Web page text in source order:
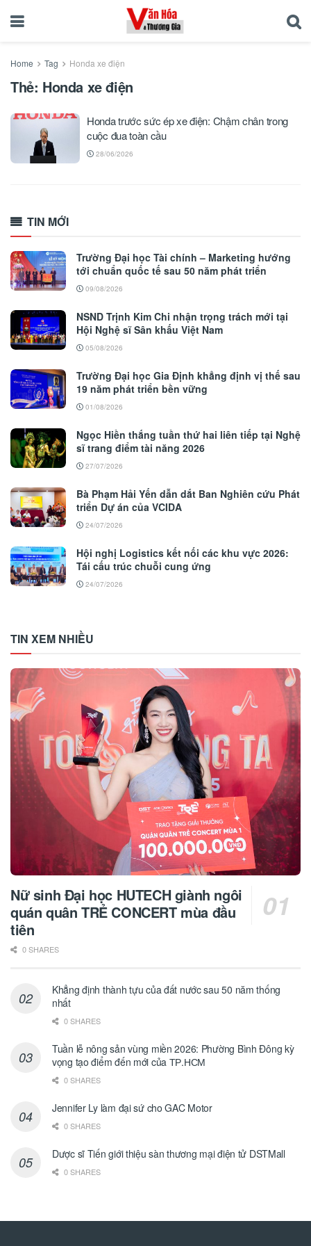
Home Tag Honda xe điện
Thẻ: Honda xe điện
Honda trước sức ép xe điện: Chậm chân trong
cuộc đua toàn cầu
28/06/2026
TIN MỚI
Trường Đại học Tài chính – Marketing hướng
tới chuẩn quốc tế sau 50 năm phát triển
09/08/2026
NSND Trịnh Kim Chi nhận trọng trách mới tại
Hội Nghệ sĩ Sân khấu Việt Nam
05/08/2026
Trường Đại học Gia Định khẳng định vị thế sau
19 năm phát triển bền vững
01/08/2026
Ngọc Hiền thắng tuần thứ hai liên tiếp tại Nghệ
sĩ trang điểm tài năng 2026
27/07/2026
Bà Phạm Hải Yến dẫn dắt Ban Nghiên cứu Phát
triển Dự án của VCIDA
24/07/2026
Hội nghị Logistics kết nối các khu vực 2026:
Tái cấu trúc chuỗi cung ứng
24/07/2026
TIN XEM NHIỀU
Nữ sinh Đại học HUTECH giành ngôi
quán quân TRẺ CONCERT mùa đầu
tiên
0 SHARES
Khẳng định thành tựu của đất nước sau 50 năm thống
nhất
0 SHARES
Tuần lễ nông sản vùng miền 2026: Phường Bình Đông kỳ
vọng tạo điểm đến mới của ТР.НСМ
0 SHARES
Jennifer Ly làm đại sứ cho GAC Motor
0 SHARES
Dược sĩ Tiến giới thiệu sàn thương mại điện tử DSTMall
0 SHARES